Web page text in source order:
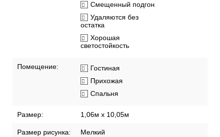
Смещенный подгон
Удаляются без
остатка
Хорошая
светостойкость
Помещение:
Гостиная
Прихожая
Спальня
Размер: 1,06м х 10,05м
Размер рисунка: Мелкий